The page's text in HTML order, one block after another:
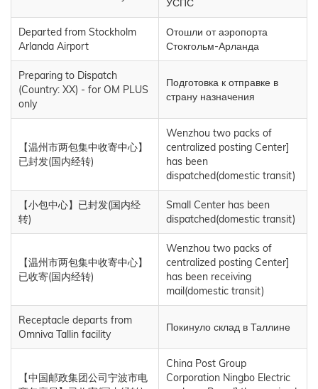
УСПС
Departed from Stockholm
Arlanda Airport
Отошли от аэропорта
Стокгольм-Арланда
Preparing to Dispatch
(Country: XX) - for OM PLUS
only
Подготовка к отправке в
страну назначения
【温州市两包集中收寄中心】
已封发(国内经转)
Wenzhou two packs of
centralized posting Center]
has been
dispatched(domestic transit)
【小包中心】已封发(国内经
转)
Small Center has been
dispatched(domestic transit)
【温州市两包集中收寄中心】
已收寄(国内经转)
Wenzhou two packs of
centralized posting Center]
has been receiving
mail(domestic transit)
Receptacle departs from
Omniva Tallin facility
Покинуло склад в Таллине
【中国邮政集团公司宁波市电
China Post Group
Corporation Ningbo Electric